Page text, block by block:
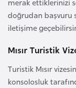
merak ettiklerinizi
doğrudan başvuru
iletişime
Mısır Turistik
Turistik Mısır
konsolosluk
r
i
e
i